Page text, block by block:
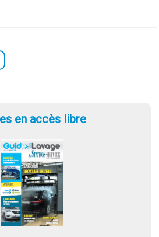
en accès libre